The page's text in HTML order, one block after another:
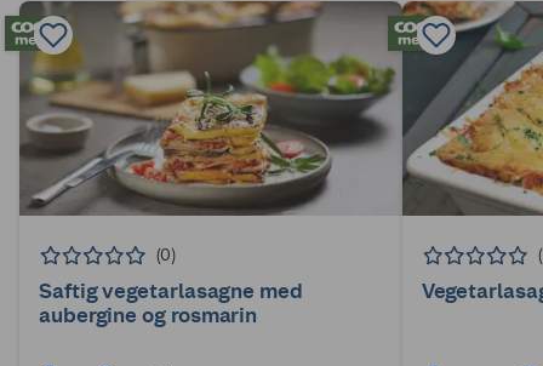
(0)
Saftig vegetarlasagne med
aubergine og rosmarin